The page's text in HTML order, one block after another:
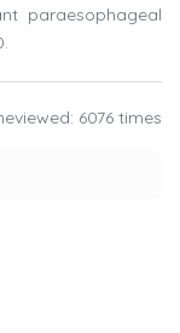
paraesophageal
6076 times